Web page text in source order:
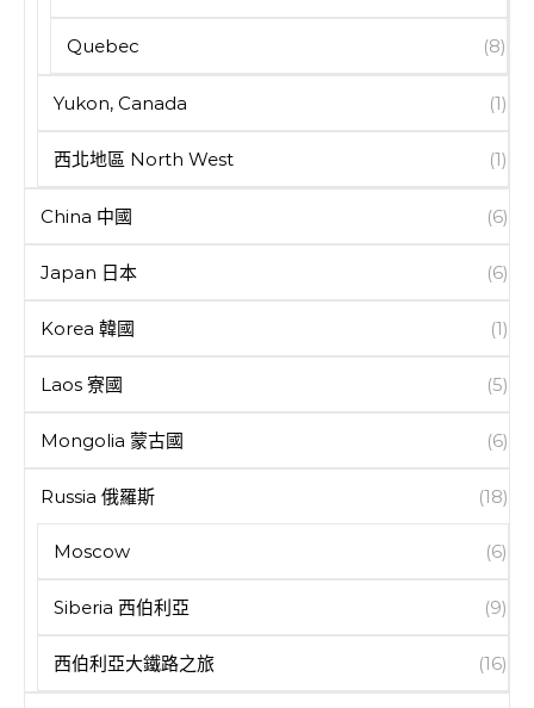
Quebec (8)
Yukon, Canada (1)
西北地區 North West (1)
China 中國 (6)
Japan 日本 (6)
Korea 韓國 (1)
Laos 寮國 (5)
Mongolia 蒙古國 (6)
Russia 俄羅斯 (18)
Moscow (6)
Siberia 西伯利亞 (9)
西伯利亞大鐵路之旅 (16)